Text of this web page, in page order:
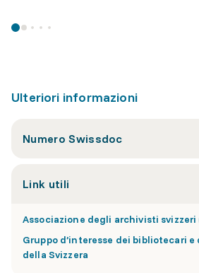
Ulteriori informazioni
Numero Swissdoc
Link utili
Associazione degli archivisti svizzeri
Gruppo d’interesse dei bibliotecari
della Svizzera